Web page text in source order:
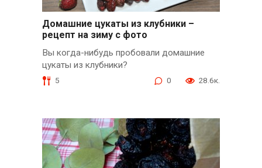
Домашние цукаты из клубники –
рецепт на зиму с фото
Вы когда-нибудь пробовали домашние
цукаты из клубники?
5 0 28.6к.